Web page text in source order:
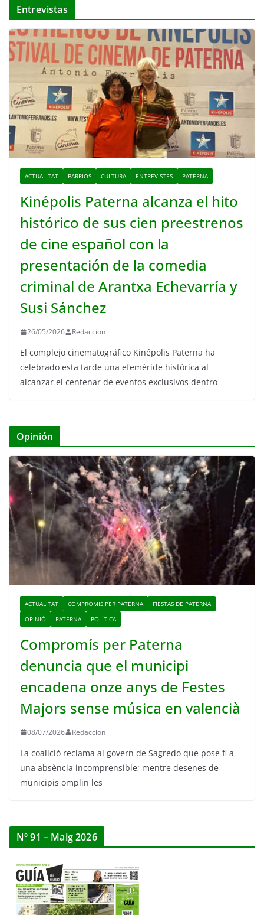
Entrevistas
ACTUALITAT BARRIOS CULTURA ENTREVISTES PATERNA
Kinépolis Paterna alcanza el hito
histórico de sus cien preestrenos
de cine español con la
presentación de la comedia
criminal de Arantxa Echevarría y
Susi Sánchez
26/05/2026 Redaccion
El complejo cinematográfico Kinépolis Paterna ha
celebrado esta tarde una efeméride histórica al
alcanzar el centenar de eventos exclusivos dentro
Opinión
ACTUALITAT COMPROMIS PER PATERNA
FIESTAS DE PATERNA
OPINIÓ
PATERNA POLÍTICA
Compromís per Paterna
denuncia que el municipi
encadena onze anys de Festes
Majors sense música en valencià
08/07/2026 Redaccion
La coalició reclama al govern de Sagredo que pose fi a
una absència incomprensible; mentre desenes de
municipis omplin les
Nº 91 – Maig 2026